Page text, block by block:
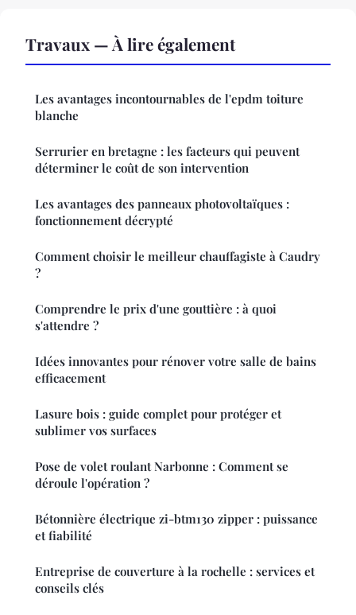
Travaux — À lire également
Les avantages incontournables de l'epdm toiture
blanche
Serrurier en bretagne : les facteurs qui peuvent
déterminer le coût de son intervention
Les avantages des panneaux photovoltaïques :
fonctionnement décrypté
Comment choisir le meilleur chauffagiste à Caudry
?
Comprendre le prix d'une gouttière : à quoi
s'attendre ?
Idées innovantes pour rénover votre salle de bains
efficacement
Lasure bois : guide complet pour protéger et
sublimer vos surfaces
Pose de volet roulant Narbonne : Comment se
déroule l'opération ?
Bétonnière électrique zi-btm130 zipper : puissance
et fiabilité
Entreprise de couverture à la rochelle : services et
conseils clés